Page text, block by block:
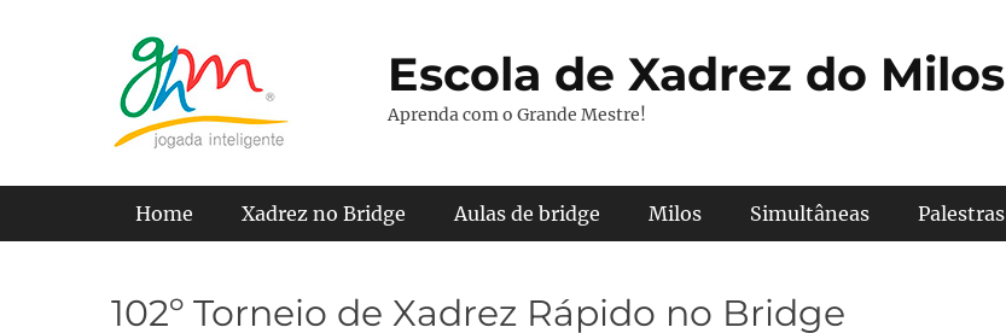
Escola de Xadrez do Milos
Aprenda com o Grande Mestre!
Menu principal
Home Xadrez no Bridge Aulas de bridge Milos Simultâneas Palestras
102º Torneio de Xadrez Rápido no Bridge